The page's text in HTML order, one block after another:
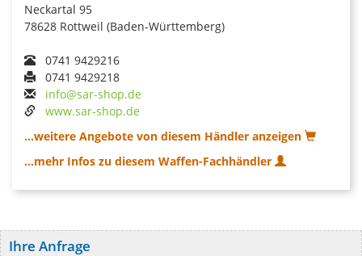
Neckartal 95
78628 Rottweil (Baden-Württemberg)
0741 9429216
0741 9429218
info@sar-shop.de
www.sar-shop.de
...weitere Angebote von diesem Händler anzeigen
...mehr Infos zu diesem Waffen-Fachhändler
Ihre Anfrage